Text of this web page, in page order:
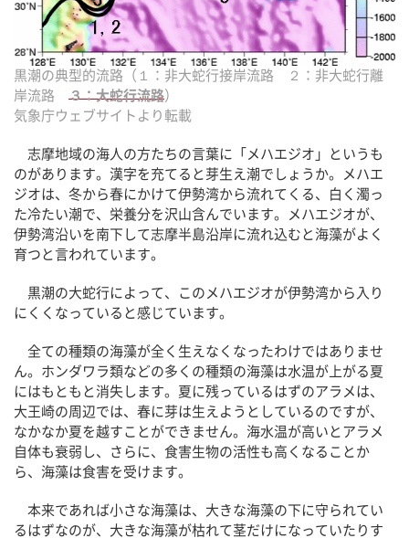
黒潮の典型的流路（１：非大蛇行接岸流路 ２：非大蛇行離
岸流路
３：大蛇行流路）
気象庁ウェブサイトより転載
志摩地域の海人の方たちの言葉に「メハエジオ」というも
のがあります。漢字を充てると芽生え潮でしょうか。メハエ
ジオは、冬から春にかけて伊勢湾から流れてくる、白く濁っ
た冷たい潮で、栄養分を沢山含んでいます。メハエジオが、
伊勢湾沿いを南下して志摩半島沿岸に流れ込むと海藻がよく
育つと言われています。
黒潮の大蛇行によって、このメハエジオが伊勢湾から入り
にくくなっていると感じています。
全ての種類の海藻が全く生えなくなったわけではありませ
ん。ホンダワラ類などの多くの種類の海藻は水温が上がる夏
にはもともと消失します。夏に残っているはずのアラメは、
大王崎の周辺では、春に芽は生えようとしているのですが、
なかなか夏を越すことができません。海水温が高いとアラメ
自体も衰弱し、さらに、食害生物の活性も高くなることか
ら、海藻は食害を受けます。
本来であれば小さな海藻は、大きな海藻の下に守られてい
るはずなのが、大きな海藻が枯れて茎だけになっていたりす